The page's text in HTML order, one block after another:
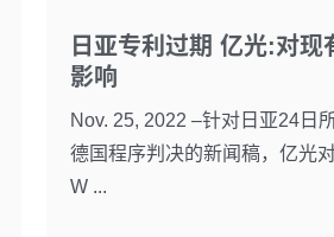
日亚专利过期 亿光:对现
影响
Nov. 25, 2022 –针对日亚24日
德国程序判决的新闻稿，亿光
W ...